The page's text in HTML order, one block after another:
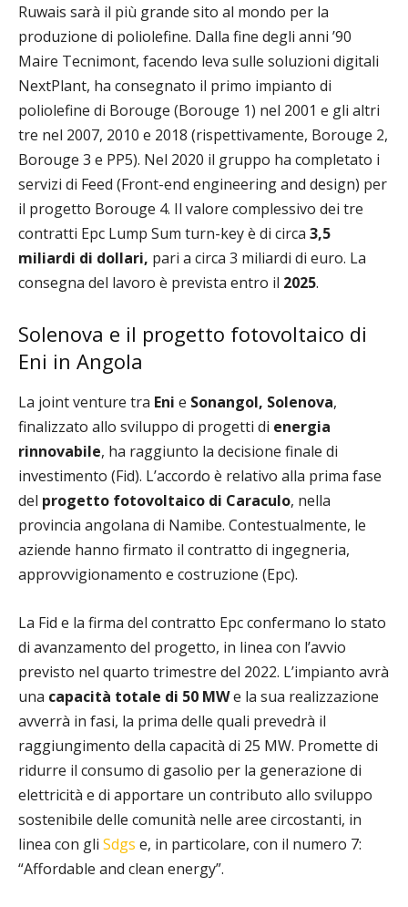
Ruwais sarà il più grande sito al mondo per la
produzione di poliolefine. Dalla fine degli anni ’90
Maire Tecnimont, facendo leva sulle soluzioni digitali
NextPlant, ha consegnato il primo impianto di
poliolefine di Borouge (Borouge 1) nel 2001 e gli altri
tre nel 2007, 2010 e 2018 (rispettivamente, Borouge 2,
Borouge 3 e PP5). Nel 2020 il gruppo ha completato i
servizi di Feed (Front-end engineering and design) per
il progetto Borouge 4. Il valore complessivo dei tre
contratti Epc Lump Sum turn-key è di circa 3,5
miliardi di dollari, pari a circa 3 miliardi di euro. La
consegna del lavoro è prevista entro il 2025.
Solenova e il progetto fotovoltaico di
Eni in Angola
La joint venture tra Eni e Sonangol, Solenova,
finalizzato allo sviluppo di progetti di energia
rinnovabile, ha raggiunto la decisione finale di
investimento (Fid). L’accordo è relativo alla prima fase
del progetto fotovoltaico di Caraculo, nella
provincia angolana di Namibe. Contestualmente, le
aziende hanno firmato il contratto di ingegneria,
approvvigionamento e costruzione (Epc).
La Fid e la firma del contratto Epc confermano lo stato
di avanzamento del progetto, in linea con l’avvio
previsto nel quarto trimestre del 2022. L’impianto avrà
una capacità totale di 50 MWe la sua realizzazione
avverrà in fasi, la prima delle quali prevedrà il
raggiungimento della capacità di 25 MW. Promette di
ridurre il consumo di gasolio per la generazione di
elettricità e di apportare un contributo allo sviluppo
sostenibile delle comunità nelle aree circostanti, in
linea con gli Sdgs e, in particolare, con il numero 7:
“Affordable and clean energy”.